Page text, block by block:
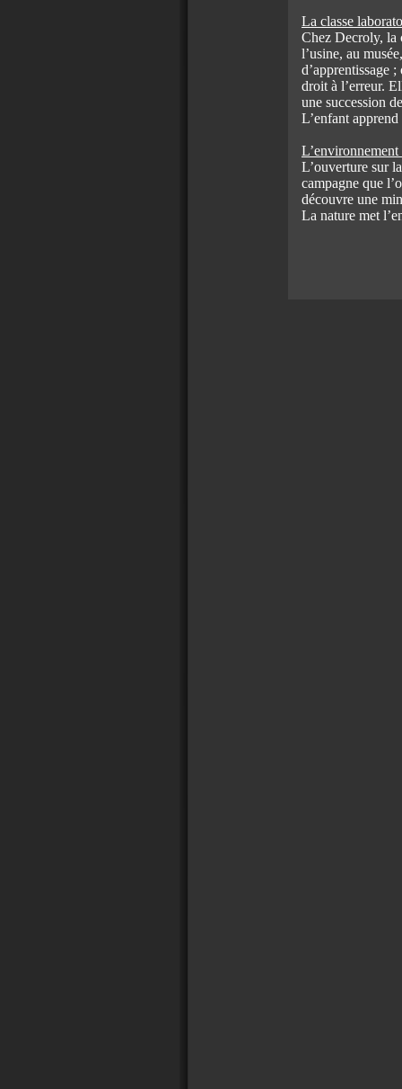
La classe
Chez Decroly, la
l’usine, au
d’apprentissage
droit à l’erreur.
une succession
L’enfant
L’environnement
L’ouverture sur
campagne que
découvre une
La nature met